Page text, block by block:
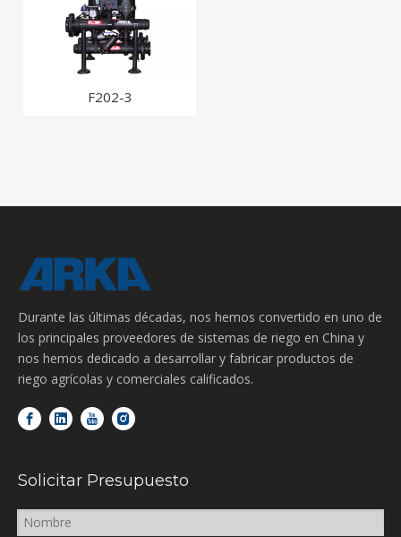
F202-3
Durante las últimas décadas, nos hemos convertido en uno de
los principales proveedores de sistemas de riego en China y
nos hemos dedicado a desarrollar y fabricar productos de
riego agrícolas y comerciales calificados.
Solicitar Presupuesto